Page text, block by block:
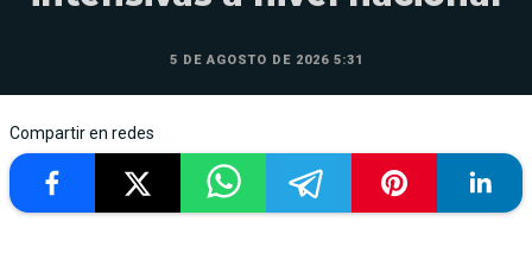
5 DE AGOSTO DE 2026 5:31
Compartir en redes